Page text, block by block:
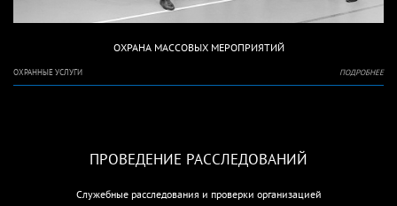
ОХРАНА МАССОВЫХ МЕРОПРИЯТИЙ
ОХРАННЫЕ УСЛУГИ ПОДРОБНЕЕ
ПРОВЕДЕНИЕ РАССЛЕДОВАНИЙ
Служебные расследования и проверки организацией